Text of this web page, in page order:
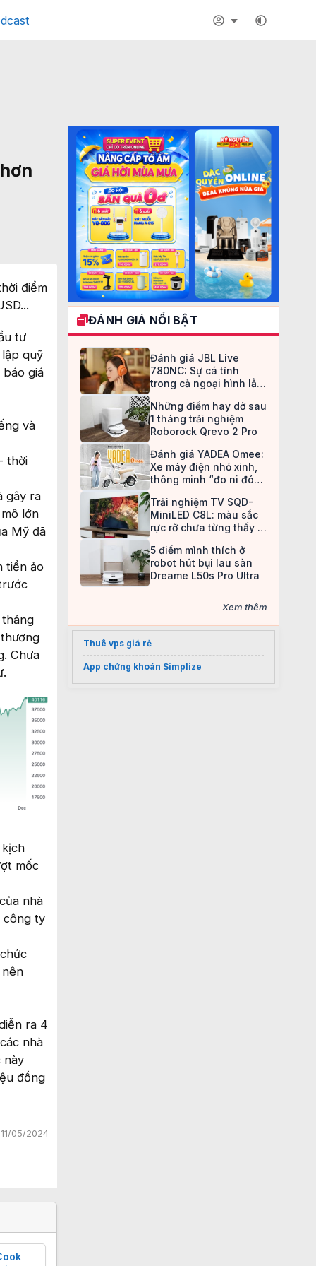
điểm
tư
quỹ
báo giá
và
thời
gây ra
lớn
Mỹ đã
tiền ảo
Chưa
mốc
nhà
công ty
ra 4
nhà
này
đồng
11/05/2024
ĐÁNH GIÁ NỔI BẬT
Đánh giá JBL Live
780NC: Sự cá tính
trong cả ngoại hình lẫn
Những điểm hay dở sau
1 tháng trải nghiệm
Roborock Qrevo 2 Pro
Đánh giá YADEA Omee:
Xe máy điện nhỏ xinh,
thông minh “đo ni đóng
Trải nghiệm TV SQD-
MiniLED C8L: màu sắc
rực rỡ chưa từng thấy ở
5 điểm mình thích ở
robot hút bụi lau sàn
Dreame L50s Pro Ultra
Xem thêm
Thuê vps giá rẻ
App chứng khoán Simplize